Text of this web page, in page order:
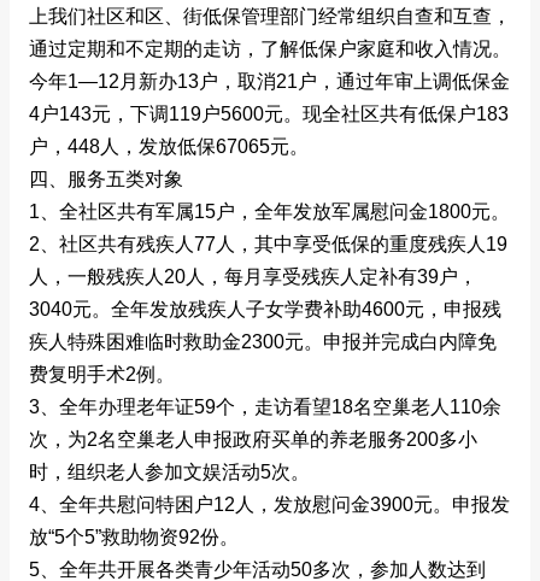
上我们社区和区、街低保管理部门经常组织自查和互查，
通过定期和不定期的走访，了解低保户家庭和收入情况。
今年1—12月新办13户，取消21户，通过年审上调低保金
4户143元，下调119户5600元。现全社区共有低保户183
户，448人，发放低保67065元。
四、服务五类对象
1、全社区共有军属15户，全年发放军属慰问金1800元。
2、社区共有残疾人77人，其中享受低保的重度残疾人19
人，一般残疾人20人，每月享受残疾人定补有39户，
3040元。全年发放残疾人子女学费补助4600元，申报残
疾人特殊困难临时救助金2300元。申报并完成白内障免
费复明手术2例。
3、全年办理老年证59个，走访看望18名空巢老人110余
次，为2名空巢老人申报政府买单的养老服务200多小
时，组织老人参加文娱活动5次。
4、全年共慰问特困户12人，发放慰问金3900元。申报发
放“5个5”救助物资92份。
5、全年共开展各类青少年活动50多次，参加人数达到